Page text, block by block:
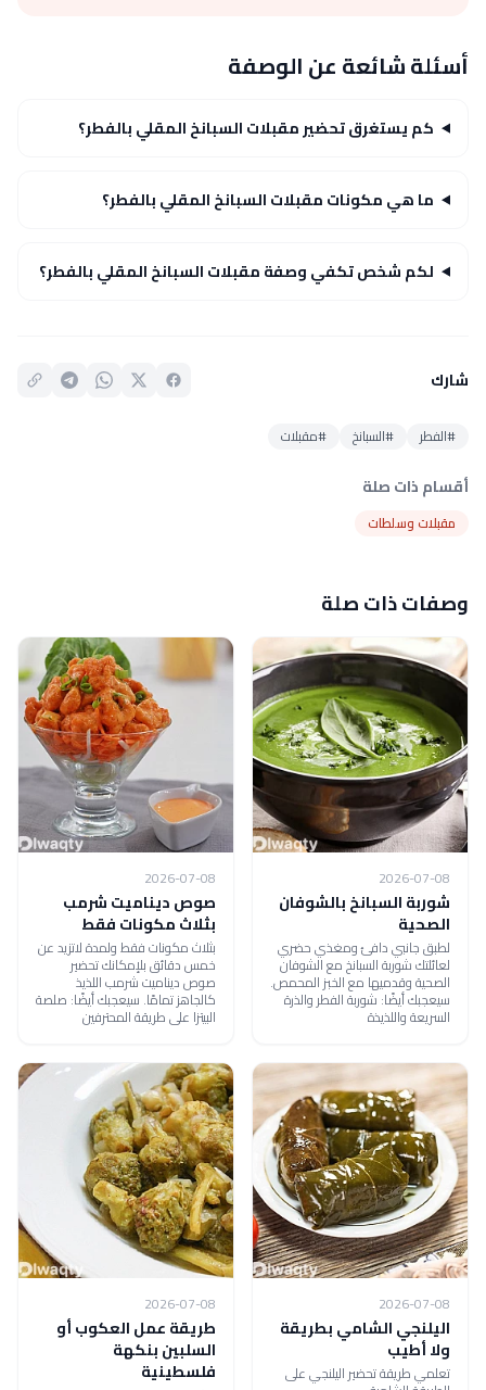
أسئلة شائعة عن الوصفة
كم يستغرق تحضير مقبلات السبانخ المقلي بالفطر؟
ما هي مكونات مقبلات السبانخ المقلي بالفطر؟
لكم شخص تكفي وصفة مقبلات السبانخ المقلي بالفطر؟
شارك
#الفطر #السبانخ #مقبلات
أقسام ذات صلة
مقبلات وسلطات
وصفات ذات صلة
2026-07-08
شوربة السبانخ بالشوفان
الصحية
لطبق جانبي دافئ ومغذي حضري
لعائلتك شوربة السبانخ مع الشوفان
الصحية وقدميها مع الخبز المحمص.
سيعجبك أيضًا: شوربة الفطر والذرة
السريعة واللذيذة
2026-07-08
صوص ديناميت شرمب
بثلاث مكونات فقط
بثلاث مكونات فقط ولمدة لاتزيد عن
خمس دقائق بلإمكانك تحضير
صوص ديناميت شرمب اللذيذ
كالجاهز تمامًا. سيعجبك أيضًا: صلصة
البيتزا على طريقة المحترفين
2026-07-08
اليلنجي الشامي بطريقة
ولا أطيب
تعلمي طريقة تحضير اليلنجي على
2026-07-08
طريقة عمل العكوب أو
السلبين بنكهة
فلسطينية